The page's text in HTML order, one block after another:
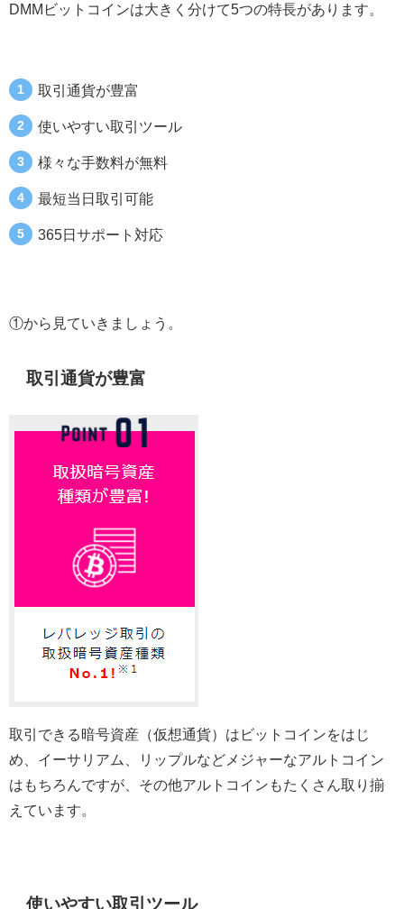
DMMビットコインは大きく分けて5つの特長があります。
取引通貨が豊富
使いやすい取引ツール
様々な手数料が無料
最短当日取引可能
365日サポート対応
①から見ていきましょう。
取引通貨が豊富
取引できる暗号資産（仮想通貨）はビットコインをはじ
め、イーサリアム、リップルなどメジャーなアルトコイン
はもちろんですが、その他アルトコインもたくさん取り揃
えています。
使いやすい取引ツール